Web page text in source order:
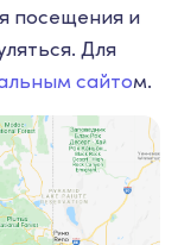
посещения и
Для
сайтом.